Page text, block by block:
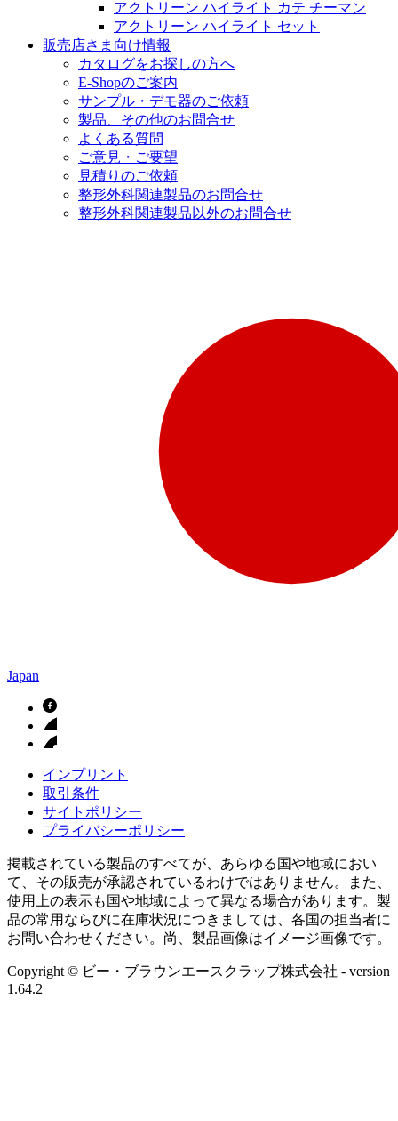
アクトリーン ハイライト カテ チーマン
アクトリーン ハイライト セット
販売店さま向け情報
カタログをお探しの方へ
E-Shopのご案内
サンプル・デモ器のご依頼
製品、その他のお問合せ
よくある質問
ご意見・ご要望
見積りのご依頼
整形外科関連製品のお問合せ
整形外科関連製品以外のお問合せ
Japan
インプリント
取引条件
サイトポリシー
プライバシーポリシー
掲載されている製品のすべてが、あらゆる国や地域におい
て、その販売が承認されているわけではありません。また、
使用上の表示も国や地域によって異なる場合があります。製
品の常用ならびに在庫状況につきましては、各国の担当者に
お問い合わせください。尚、製品画像はイメージ画像です。
Copyright © ビー・ブラウンエースクラップ株式会社 - version
1.64.2